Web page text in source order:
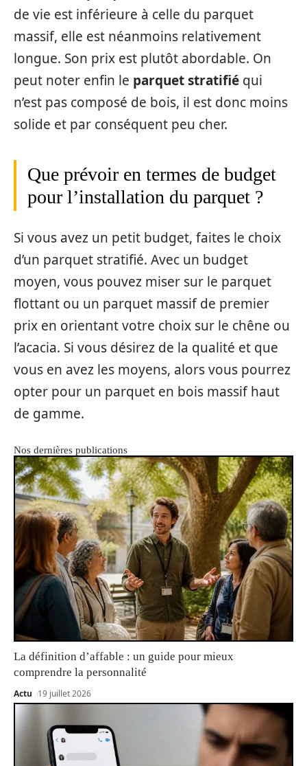
de vie est inférieure à celle du parquet
massif, elle est néanmoins relativement
longue. Son prix est plutôt abordable. On
peut noter enfin le parquet stratifié qui
n’est pas composé de bois, il est donc moins
solide et par conséquent peu cher.
Que prévoir en termes de budget
pour l’installation du parquet ?
Si vous avez un petit budget, faites le choix
d’un parquet stratifié. Avec un budget
moyen, vous pouvez miser sur le parquet
flottant ou un parquet massif de premier
prix en orientant votre choix sur le chêne ou
l’acacia. Si vous désirez de la qualité et que
vous en avez les moyens, alors vous pourrez
opter pour un parquet en bois massif haut
de gamme.
Nos dernières publications
La définition d’affable : un guide pour mieux
comprendre la personnalité
Actu 19 juillet 2026